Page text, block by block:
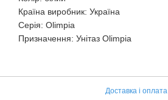
Країна виробник: Україна
Серія: Olimpia
Призначення: Унітаз Olimpia
Доставка і оплата